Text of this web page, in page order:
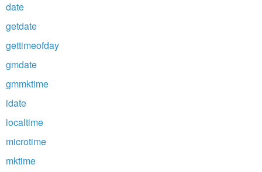
date
getdate
gettimeofday
gmdate
gmmktime
idate
localtime
microtime
mktime